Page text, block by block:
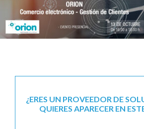
¿ERES UN PROVEEDOR DE
QUIERES APARECER EN